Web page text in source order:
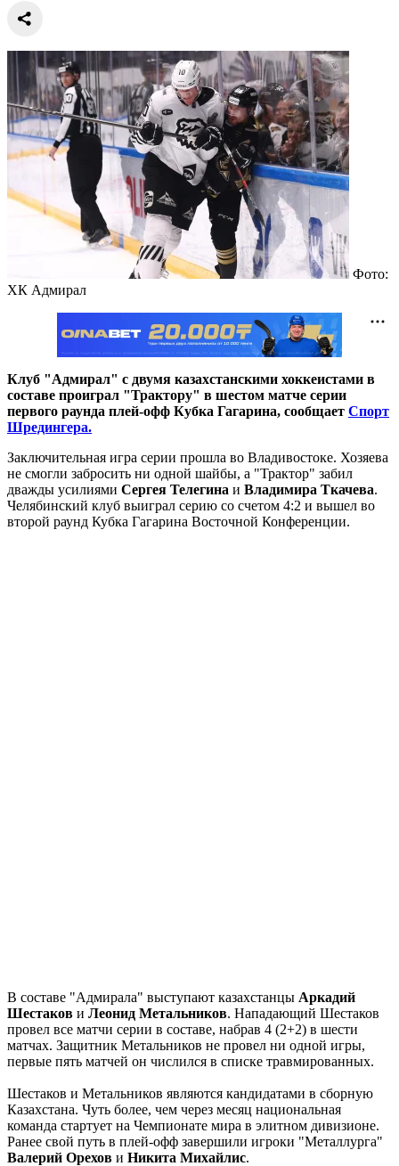
Фото:
ХК Адмирал
Клуб "Адмирал" с двумя казахстанскими хоккеистами в
составе проиграл "Трактору" в шестом матче серии
первого раунда плей-офф Кубка Гагарина, сообщает Спорт
Шредингера.
Заключительная игра серии прошла во Владивостоке. Хозяева
не смогли забросить ни одной шайбы, а "Трактор" забил
дважды усилиями Сергея Телегина и Владимира Ткачева.
Челябинский клуб выиграл серию со счетом 4:2 и вышел во
второй раунд Кубка Гагарина Восточной Конференции.
В составе "Адмирала" выступают казахстанцы Аркадий
Шестаков и Леонид Метальников. Нападающий Шестаков
провел все матчи серии в составе, набрав 4 (2+2) в шести
матчах. Защитник Метальников не провел ни одной игры,
первые пять матчей он числился в списке травмированных.
Шестаков и Метальников являются кандидатами в сборную
Казахстана. Чуть более, чем через месяц национальная
команда стартует на Чемпионате мира в элитном дивизионе.
Ранее свой путь в плей-офф завершили игроки "Металлурга"
Валерий Орехов и Никита Михайлис.